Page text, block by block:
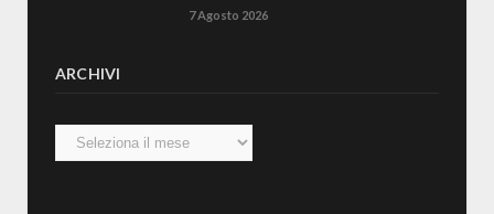
7 Agosto 2026
ARCHIVI
Archivi